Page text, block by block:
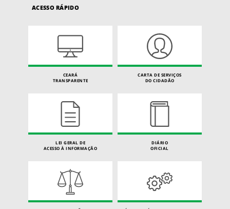
ACESSO RÁPIDO
CEARÁ
TRANSPARENTE
CARTA DE SERVIÇOS
DO CIDADÃO
LEI GERAL DE
ACESSO À INFORMAÇÃO
DIÁRIO
OFICIAL